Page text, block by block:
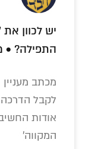
יש לכוון
התפילה? •
מכתב
לקבל הדרכה
אודות
המקווה'